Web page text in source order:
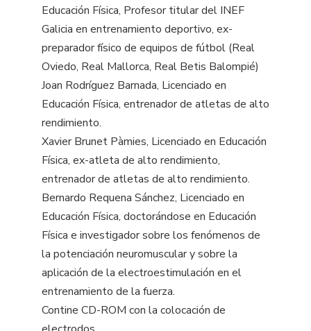
Educación Física, Profesor titular del INEF
Galicia en entrenamiento deportivo, ex-
preparador físico de equipos de fútbol (Real
Oviedo, Real Mallorca, Real Betis Balompié)
Joan Rodríguez Barnada, Licenciado en
Educación Física, entrenador de atletas de alto
rendimiento.
Xavier Brunet Pàmies, Licenciado en Educación
Física, ex-atleta de alto rendimiento,
entrenador de atletas de alto rendimiento.
Bernardo Requena Sánchez, Licenciado en
Educación Física, doctorándose en Educación
Física e investigador sobre los fenómenos de
la potenciación neuromuscular y sobre la
aplicación de la electroestimulación en el
entrenamiento de la fuerza.
Contine CD-ROM con la colocación de